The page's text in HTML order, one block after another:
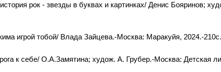
рок - звезды в буквах и картинках/ Денис Бояринов;
игрой тобой/ Влада Зайцева.-Москва: Маракуйя, 2024.-210с.
к себе/ О.А.Замятина; худож. А. Грубер.-Москва: Детская